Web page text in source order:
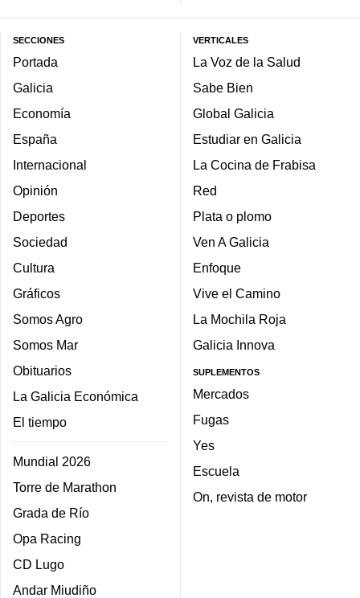
SECCIONES
Portada
Galicia
Economía
España
Internacional
Opinión
Deportes
Sociedad
Cultura
Gráficos
Somos Agro
Somos Mar
Obituarios
La Galicia Económica
El tiempo
Mundial 2026
Torre de Marathon
Grada de Río
Opa Racing
CD Lugo
Andar Miudiño
VERTICALES
La Voz de la Salud
Sabe Bien
Global Galicia
Estudiar en Galicia
La Cocina de Frabisa
Red
Plata o plomo
Ven A Galicia
Enfoque
Vive el Camino
La Mochila Roja
Galicia Innova
SUPLEMENTOS
Mercados
Fugas
Yes
Escuela
On, revista de motor